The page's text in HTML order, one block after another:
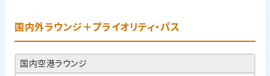
国内外ラウンジ＋プライオリティ・パス
国内空港ラウンジ